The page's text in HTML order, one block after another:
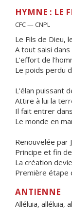
HYMNE : LE
CFC — CNPL
Le Fils de Dieu,
A tout saisi
L'effort de
Le poids perdu
L'élan puissant
Attire à lui la
Il fait entrer
Le monde en
Renouvelée par
Principe et fin
La création
Première étape
ANTIENNE
Alléluia, alléluia,